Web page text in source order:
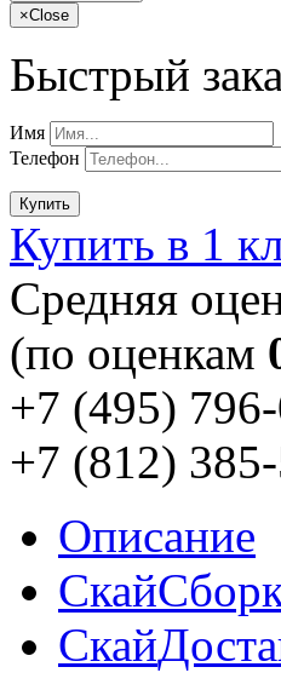
×Close
Быстрый
Имя
Телефон
Купить
Купить в 1
Cредняя
(по оценкам
+7 (495)
+7 (812)
Описание
Скай
Скай